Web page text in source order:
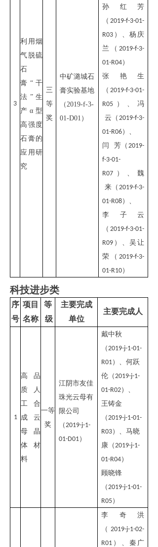
3
利用烟
气脱硫
石
膏“干
法”生
产α型
高强度
石膏的
应用研
究
三
等
奖
中矿潞城石
膏实验基地
（2019-f-3-
01-D01）
孙红芳
（ 2019-f-3-01-
R03 ）、杨庆
兰
（ 2019-f-3-
01-R04）
张艳生
（ 2019-f-3-01-
R05 ）、 冯
云 （ 2019-f-3-
01-R06）、
闫 芳 （ 2019-
f-3-01-
R07 ）、 魏
来 （ 2019-f-3-
01-R08）、
李子云
（ 2019-f-3-01-
R09 ）、吴让
荣
（ 2019-f-3-
01-R10）
科技进步类
序
号
项目
名称
等
级
主要完成
单位
主要完成人
1
高品
质人
工合
成云
母晶
体材
料
一等
奖
江阴市友佳
珠光云母有
限公司
（2019-j-1-
01-D01）
戴中秋
（2019-j-1-01-
R01） 、何跃
伦 （2019-j-1-
01-R02） 、
王铸金
（2019-j-1-01-
R03） 、马晓
康 （2019-j-1-
01-R04）
顾晓锋
（2019-j-1-01-
R05）
李奇洪
（ 2019-j-1-02-
R01 ） 、 秦广